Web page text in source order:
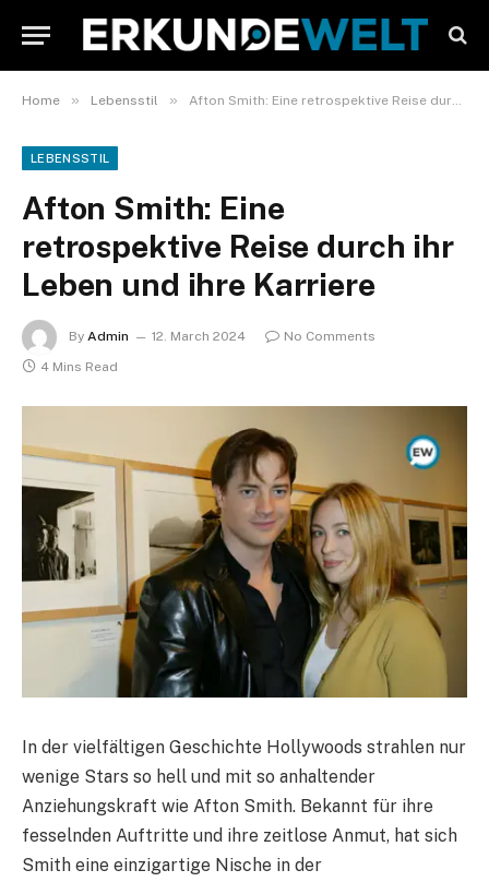
Home » Lebensstil » Afton Smith: Eine retrospektive Reise durch ihr Leben und ihre Karriere
LEBENSSTIL
Afton Smith: Eine
retrospektive Reise durch ihr
Leben und ihre Karriere
By Admin 12. March 2024
No Comments
4 Mins Read
In der vielfältigen Geschichte Hollywoods strahlen nur
wenige Stars so hell und mit so anhaltender
Anziehungskraft wie Afton Smith. Bekannt für ihre
fesselnden Auftritte und ihre zeitlose Anmut, hat sich
Smith eine einzigartige Nische in der